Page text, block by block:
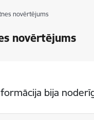
novērtējums
novērtējums
bija